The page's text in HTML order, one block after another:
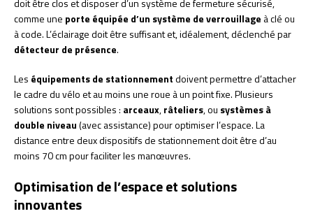
comme une porte équipée d’un système de verrouillage à clé ou
à code. L’éclairage doit être suffisant et, idéalement, déclenché par
détecteur de présence.
Les équipements de stationnementdoivent permettre d’attacher
le cadre du vélo et au moins une roue à un point fixe. Plusieurs
solutions sont possibles : arceaux,râteliers, ou systèmes à
double niveau(avec assistance) pour optimiser l’espace. La
distance entre deux dispositifs de stationnement doit être d’au
moins 70 cm pour faciliter les manœuvres.
Optimisation de l’espace et solutions
innovantes